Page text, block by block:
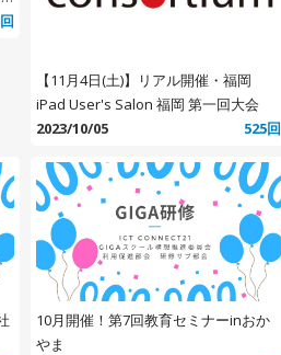
【11月4日(土)】リアル開催・福岡
iPad User's Salon 福岡 第一回大会
2023/10/05
525回
10月開催！第7回教育セミナーinおか
やま